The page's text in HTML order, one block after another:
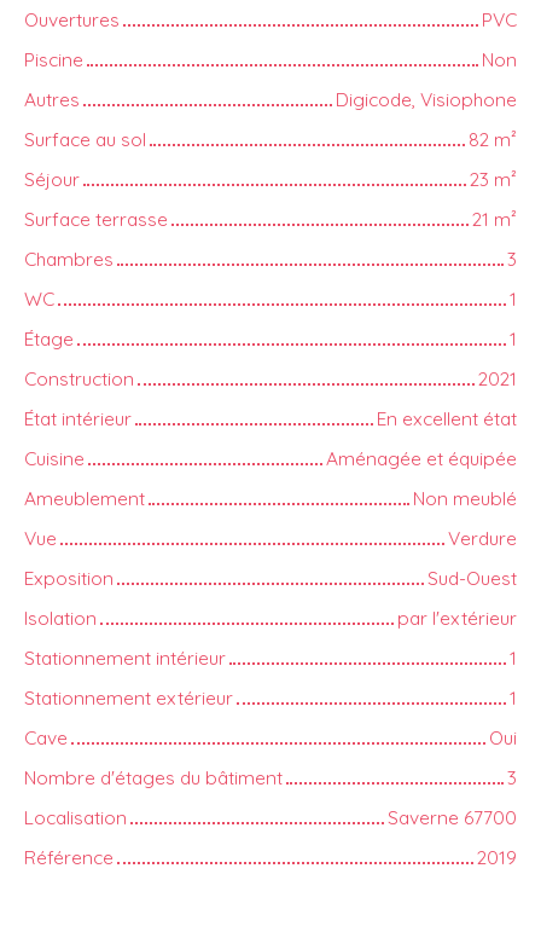
Ouvertures
PVC
Piscine
Non
Autres
Digicode, Visiophone
Surface au sol
82 m²
Séjour
23 m²
Surface terrasse
21 m²
Chambres
3
WC
1
Étage
1
Construction
2021
État intérieur
En excellent état
Cuisine
Aménagée et équipée
Ameublement
Non meublé
Vue
Verdure
Exposition
Sud-Ouest
Isolation
par l'extérieur
Stationnement intérieur
1
Stationnement extérieur
1
Cave
Oui
Nombre d'étages du bâtiment
3
Localisation
Saverne 67700
Référence
2019